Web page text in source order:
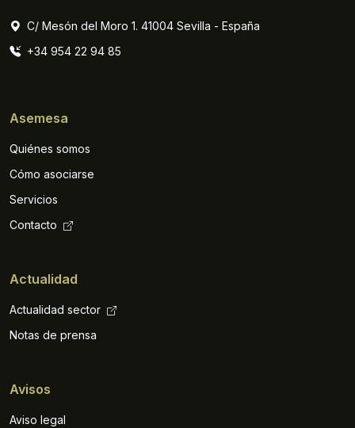
C/ Mesón del Moro 1. 41004 Sevilla - España
+34 954 22 94 85
Asemesa
Quiénes somos
Cómo asociarse
Servicios
Contacto
Actualidad
Actualidad sector
Notas de prensa
Avisos
Aviso legal